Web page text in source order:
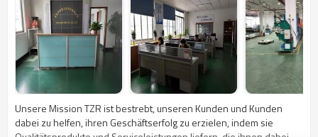
Unsere Mission TZR ist bestrebt, unseren Kunden und Kunden
dabei zu helfen, ihren Geschäftserfolg zu erzielen, indem sie